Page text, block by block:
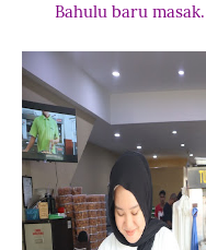
Bahulu baru